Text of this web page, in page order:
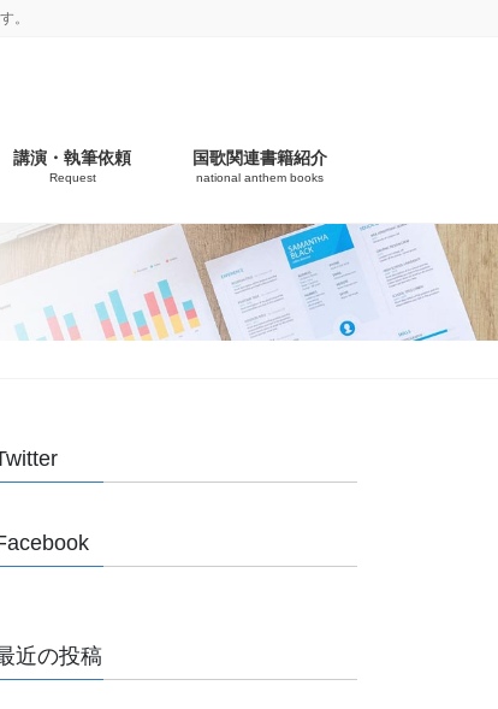
。
講演・執筆依頼
Request
国歌関連書籍紹介
national anthem books
近の投稿